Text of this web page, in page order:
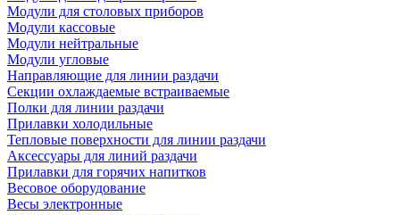
Модули для столовых приборов
Модули кассовые
Модули нейтральные
Модули угловые
Направляющие для линии раздачи
Секции охлаждаемые встраиваемые
Полки для линии раздачи
Прилавки холодильные
Тепловые поверхности для линии раздачи
Аксессуары для линий раздачи
Прилавки для горячих напитков
Весовое оборудование
Весы электронные